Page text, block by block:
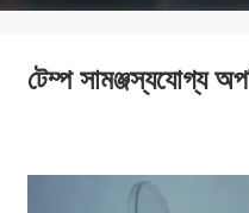
টেম্প সামঞ্জস্যযোগ্য